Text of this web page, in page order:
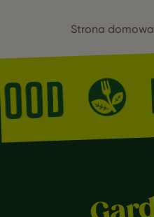
Strona domowa